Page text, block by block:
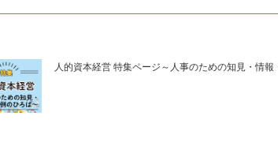
人的資本経営 特集ページ～人事のための知見・情報